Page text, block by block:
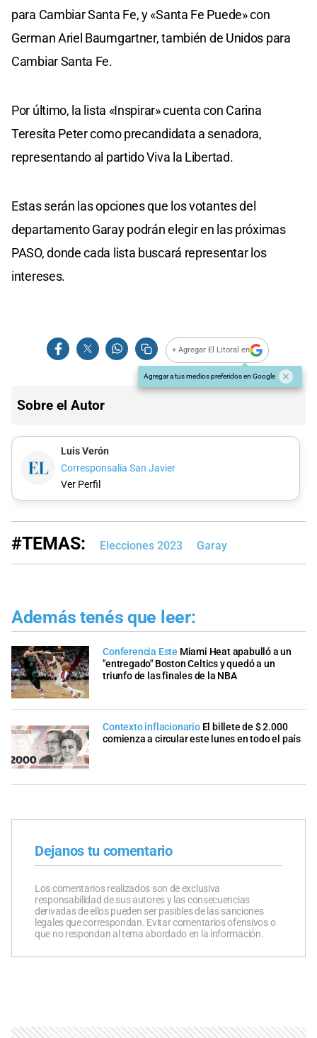
para Cambiar Santa Fe, y «Santa Fe Puede» con
German Ariel Baumgartner, también de Unidos para
Cambiar Santa Fe.
Por último, la lista «Inspirar» cuenta con Carina
Teresita Peter como precandidata a senadora,
representando al partido Viva la Libertad.
Estas serán las opciones que los votantes del
departamento Garay podrán elegir en las próximas
PASO, donde cada lista buscará representar los
intereses.
+ Agregar El Litoral en
Agregar a tus medios preferidos en Google
Sobre el Autor
Luis Verón
Corresponsalía San Javier
Ver Perfil
#TEMAS: Elecciones 2023 Garay
Además tenés que leer:
Conferencia Este Miami Heat apabulló a un
"entregado" Boston Celtics y quedó a un
triunfo de las finales de la NBA
Contexto inflacionario El billete de $ 2.000
comienza a circular este lunes en todo el país
Dejanos tu comentario
Los comentarios realizados son de exclusiva
responsabilidad de sus autores y las consecuencias
derivadas de ellos pueden ser pasibles de las sanciones
legales que correspondan. Evitar comentarios ofensivos o
que no respondan al tema abordado en la información.